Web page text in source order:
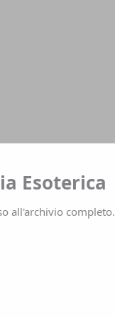
Esoterica
all'archivio completo.